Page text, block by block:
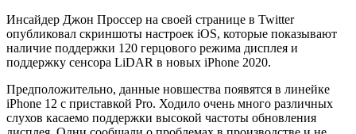
Инсайдер Джон Проссер на своей странице в Twitter
опубликовал скриншоты настроек iOS, которые показывают
наличие поддержки 120 герцового режима дисплея и
поддержку сенсора LiDAR в новых iPhone 2020.
Предположительно, данные новшества появятся в линейке
iPhone 12 с приставкой Pro. Ходило очень много различных
слухов касаемо поддержки высокой частоты обновления